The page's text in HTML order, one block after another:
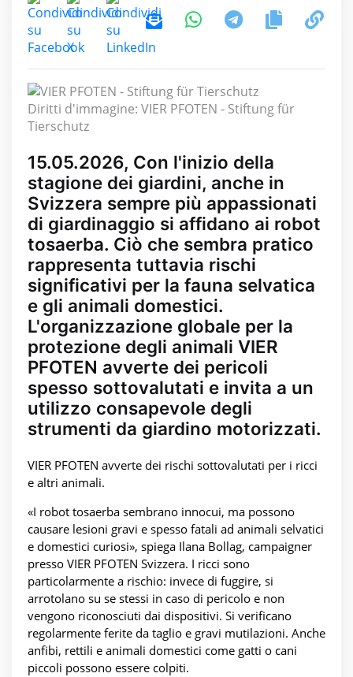
Diritti d'immagine: VIER PFOTEN - Stiftung für
Tierschutz
15.05.2026, Con l'inizio della
stagione dei giardini, anche in
Svizzera sempre più appassionati
di giardinaggio si affidano ai robot
tosaerba. Ciò che sembra pratico
rappresenta tuttavia rischi
significativi per la fauna selvatica
e gli animali domestici.
L'organizzazione globale per la
protezione degli animali VIER
PFOTEN avverte dei pericoli
spesso sottovalutati e invita a un
utilizzo consapevole degli
strumenti da giardino motorizzati.
VIER PFOTEN avverte dei rischi sottovalutati per i ricci
e altri animali.
«I robot tosaerba sembrano innocui, ma possono
causare lesioni gravi e spesso fatali ad animali selvatici
e domestici curiosi», spiega Ilana Bollag, campaigner
presso VIER PFOTEN Svizzera. I ricci sono
particolarmente a rischio: invece di fuggire, si
arrotolano su se stessi in caso di pericolo e non
vengono riconosciuti dai dispositivi. Si verificano
regolarmente ferite da taglio e gravi mutilazioni. Anche
anfibi, rettili e animali domestici come gatti o cani
piccoli possono essere colpiti.